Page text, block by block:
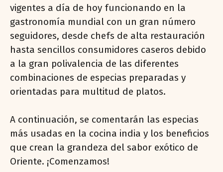
vigentes a día de hoy funcionando en la
gastronomía mundial con un gran número
seguidores, desde chefs de alta restauración
hasta sencillos consumidores caseros debido
a la gran polivalencia de las diferentes
combinaciones de especias preparadas y
orientadas para multitud de platos.
A continuación, se comentarán las especias
más usadas en la cocina india y los beneficios
que crean la grandeza del sabor exótico de
Oriente. ¡Comenzamos!